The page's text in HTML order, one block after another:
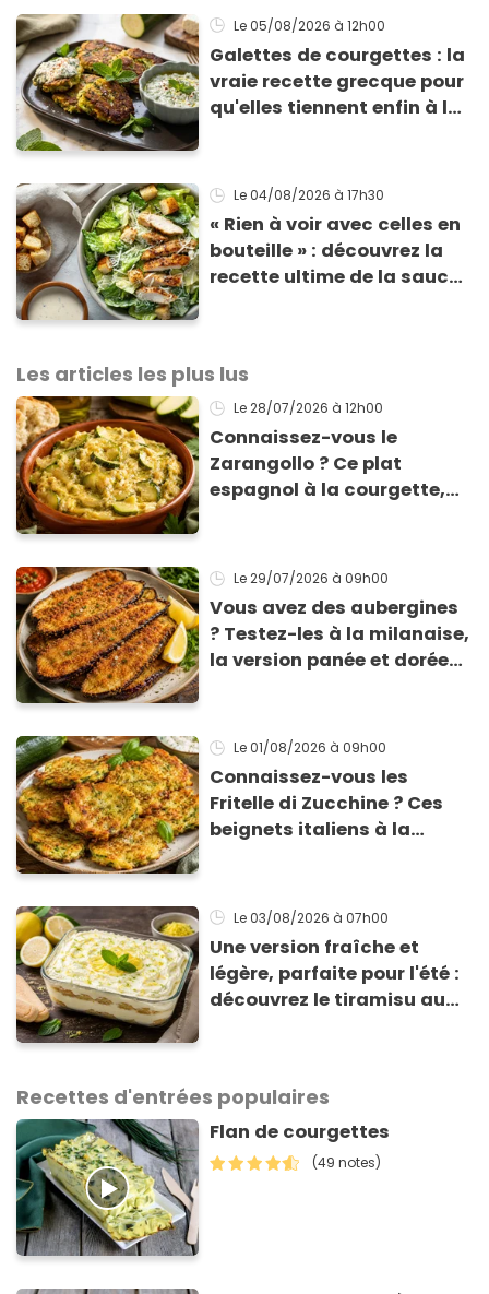
Le 05/08/2026 à 12h00
Galettes de courgettes : la
vraie recette grecque pour
qu'elles tiennent enfin à la
Le 04/08/2026 à 17h30
« Rien à voir avec celles en
bouteille » : découvrez la
recette ultime de la sauce
Les articles les plus lus
Le 28/07/2026 à 12h00
Connaissez-vous le
Zarangollo ? Ce plat
espagnol à la courgette,
Le 29/07/2026 à 09h00
Vous avez des aubergines
? Testez-les à la milanaise,
la version panée et dorée
Le 01/08/2026 à 09h00
Connaissez-vous les
Fritelle di Zucchine ? Ces
beignets italiens à la
Le 03/08/2026 à 07h00
Une version fraîche et
légère, parfaite pour l'été :
découvrez le tiramisu au
Recettes d'entrées populaires
Flan de courgettes
(49 notes)